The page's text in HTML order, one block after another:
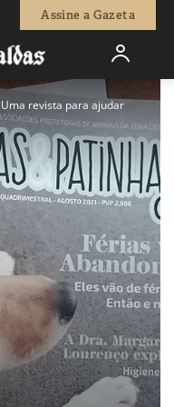
Assine a Gazeta
Uma revista para ajudar